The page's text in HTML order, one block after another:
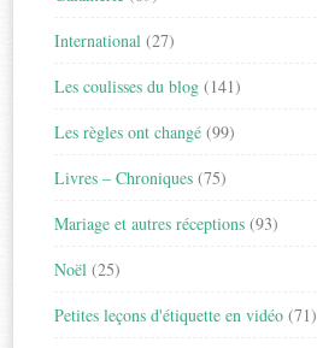
International (27)
Les coulisses du blog (141)
Les règles ont changé (99)
Livres – Chroniques (75)
Mariage et autres réceptions (93)
Noël (25)
Petites leçons d'étiquette en vidéo (71)